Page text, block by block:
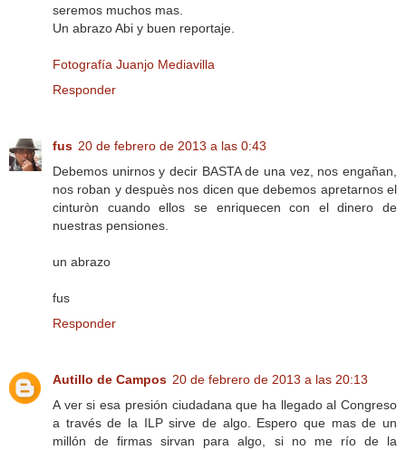
seremos muchos mas.
Un abrazo Abi y buen reportaje.
Fotografía Juanjo Mediavilla
Responder
fus 20 de febrero de 2013 a las 0:43
Debemos unirnos y decir BASTA de una vez, nos engañan,
nos roban y despuès nos dicen que debemos apretarnos el
cinturòn cuando ellos se enriquecen con el dinero de
nuestras pensiones.
un abrazo
fus
Responder
Autillo de Campos 20 de febrero de 2013 a las 20:13
A ver si esa presión ciudadana que ha llegado al Congreso
a través de la ILP sirve de algo. Espero que mas de un
millón de firmas sirvan para algo, si no me río de la